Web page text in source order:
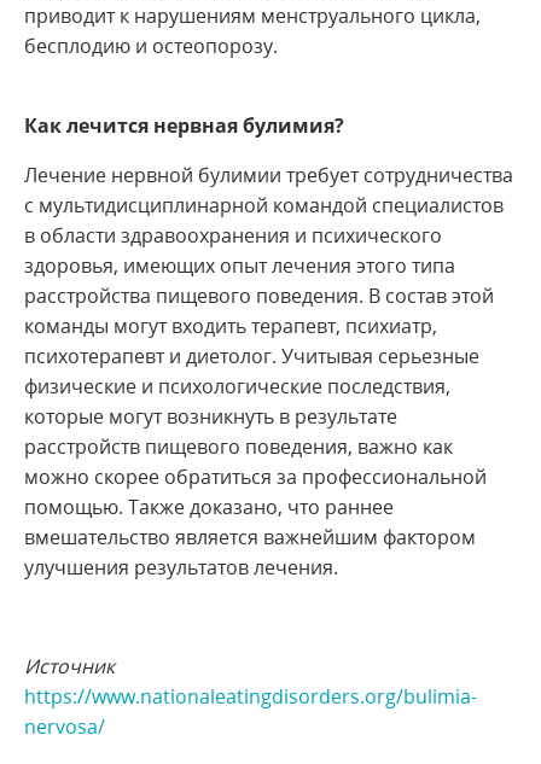
приводит к нарушениям менструального цикла,
бесплодию и остеопорозу.
Как лечится нервная булимия?
Лечение нервной булимии требует сотрудничества
с мультидисциплинарной командой специалистов
в области здравоохранения и психического
здоровья, имеющих опыт лечения этого типа
расстройства пищевого поведения. В состав этой
команды могут входить терапевт, психиатр,
психотерапевт и диетолог. Учитывая серьезные
физические и психологические последствия,
которые могут возникнуть в результате
расстройств пищевого поведения, важно как
можно скорее обратиться за профессиональной
помощью. Также доказано, что раннее
вмешательство является важнейшим фактором
улучшения результатов лечения.
Источник
https://www.nationaleatingdisorders.org/bulimia-
nervosa/